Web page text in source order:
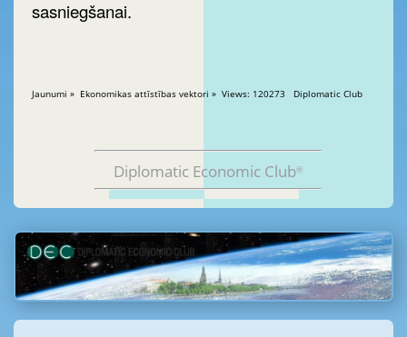
sasniegšanai.
Jaunumi » Ekonomikas attīstības vektori » Views: 120273 Diplomatic Club
Diplomatic Economic Club®